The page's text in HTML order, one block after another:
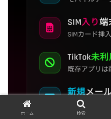
ホーム 検索